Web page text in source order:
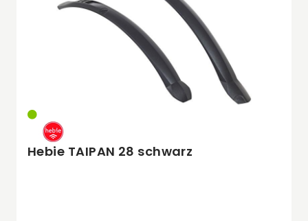
Hebie TAIPAN 28 schwarz